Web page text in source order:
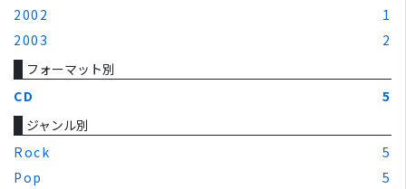
2002
1
2003
2
フォーマット別
CD
5
ジャンル別
Rock
5
Pop
5